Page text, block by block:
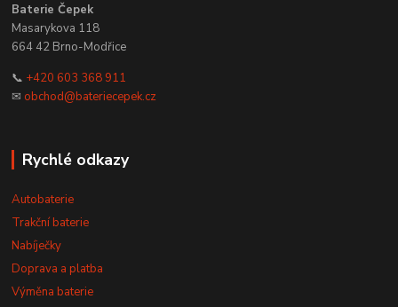
Baterie Čepek
Masarykova 118
664 42 Brno-Modřice
📞 +420 603 368 911
✉ obchod@bateriecepek.cz
Rychlé odkazy
Autobaterie
Trakční baterie
Nabíječky
Doprava a platba
Výměna baterie